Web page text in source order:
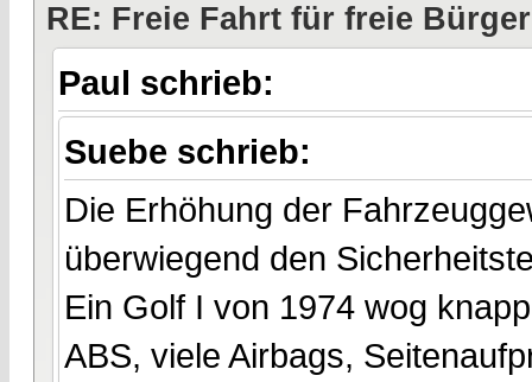
RE: Freie Fahrt für freie Bürger
Paul schrieb:
Suebe schrieb:
Die Erhöhung der
überwiegend den
Ein Golf I von 1974 wog
ABS, viele Airbags,